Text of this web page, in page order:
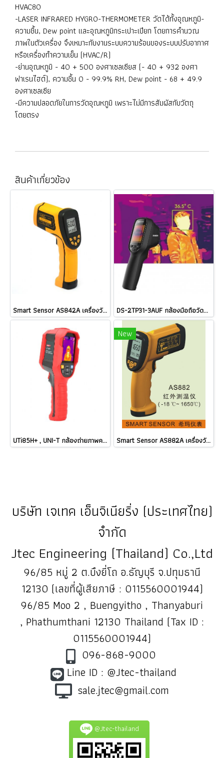
HVAC80
-LASER INFRARED HYGRO-THERMOMETER วัดได้ทั้งอุณหภูมิ-
ความชื้น, Dew point และอุณหภูมิกระเปาะเปียก โดยการคำนวณ
ภาพในตัวเครื่อง จึงเหมาะกับงานระบบความร้อนของระบบปรับอากาศ
หรือเครื่องทำความเย็น (HVAC/R)
-ย่านอุณหภูมิ - 40 + 500 องศาเซลเซียส (- 40 + 932 องศา
ฟาเรนไฮต์), ความชื้น 0 - 99.9% RH, Dew point - 68 + 49.9
องศาเซลเซีย
-มีความปลอดภัยในการวัดอุณหภูมิ เพราะไม่มีการสัมผัสกับวัตถุ
โดยตรง
สินค้าเกี่ยวข้อง
Smart Sensor AS842A เครื่องวัดอุณหภูมิอินฟราเรด Infrared Thermometer -50℃ ถึง 600℃ @ ราคา DS-2TP31-3AUF กล้องมือถือวัดอุณหภูมิ HIKVISION Handheld Thermography Camera / ราคา
UTi85H+ , UNI-T กล้องถ่ายภาพความร้อน / ราคา
New
Smart Sensor AS882A เครื่องวัดอุณหภูมิอินฟราเรดINFRARED THERMOMETER ราคา
บริษัท เจเทค เอ็นจิเนียริ่ง (ประเทศไทย)
จำกัด
Jtec Engineering (Thailand) Co.,Ltd
96/85 หมู่ 2 ต.บึงยี่โถ อ.ธัญบุรี จ.ปทุมธานี
12130 (เลขที่ผู้เสียภาษี : 0115560001944)
96/85 Moo 2 , Buengyitho , Thanyaburi
, Phathumthani 12130 Thailand (Tax ID :
0115560001944)
096-868-9000
Line ID : @Jtec-thailand
sale.jtec@gmail.com
@Jtec-thailand